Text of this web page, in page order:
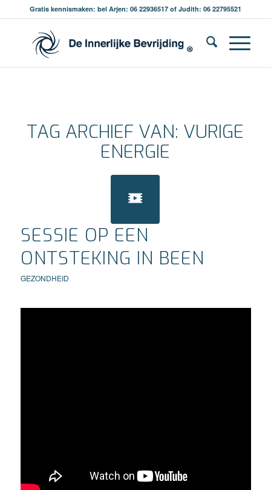
Gratis kennismaken: bel Arjen: 06 22936517 of Judith: 06 22795521
TAG ARCHIEF VAN: VURIGE
ENERGIE
SESSIE OP EEN
ONTSTEKING IN BEEN
GEZONDHEID